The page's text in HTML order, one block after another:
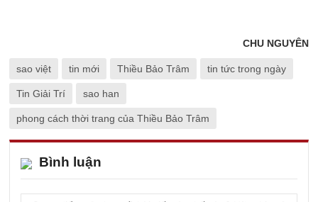
CHU NGUYÊN
sao việt tin mới Thiều Bảo Trâm tin tức trong ngày
Tin Giải Trí sao han
phong cách thời trang của Thiều Bảo Trâm
Bình luận